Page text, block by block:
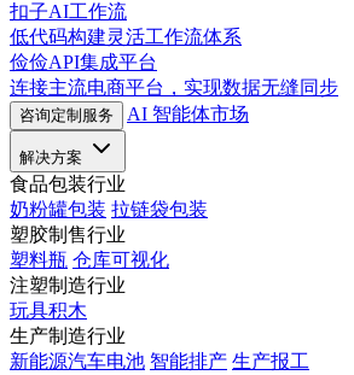
扣子AI工作流
低代码构建灵活工作流体系
俭俭API集成平台
连接主流电商平台，实现数据无缝同步
咨询定制服务 AI 智能体市场
解决方案
食品包装行业
奶粉罐包装 拉链袋包装
塑胶制售行业
塑料瓶 仓库可视化
注塑制造行业
玩具积木
生产制造行业
新能源汽车电池 智能排产 生产报工